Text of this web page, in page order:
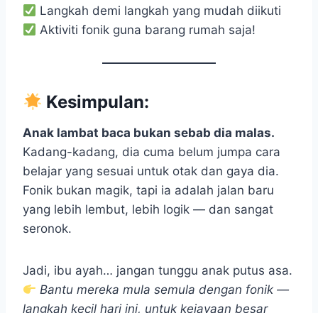
Langkah demi langkah yang mudah diikuti
Aktiviti fonik guna barang rumah saja!
Kesimpulan:
Anak lambat baca bukan sebab dia malas.
Kadang-kadang, dia cuma belum jumpa cara
belajar yang sesuai untuk otak dan gaya dia.
Fonik bukan magik, tapi ia adalah jalan baru
yang lebih lembut, lebih logik — dan sangat
seronok.
Jadi, ibu ayah… jangan tunggu anak putus asa.
Bantu mereka mula semula dengan fonik —
langkah kecil hari ini, untuk kejayaan besar